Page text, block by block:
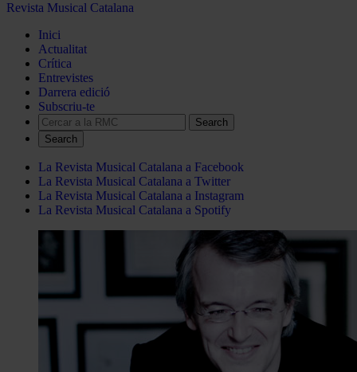
Revista Musical Catalana
Inici
Actualitat
Crítica
Entrevistes
Darrera edició
Subscriu-te
Search
La Revista Musical Catalana a Facebook
La Revista Musical Catalana a Twitter
La Revista Musical Catalana a Instagram
La Revista Musical Catalana a Spotify